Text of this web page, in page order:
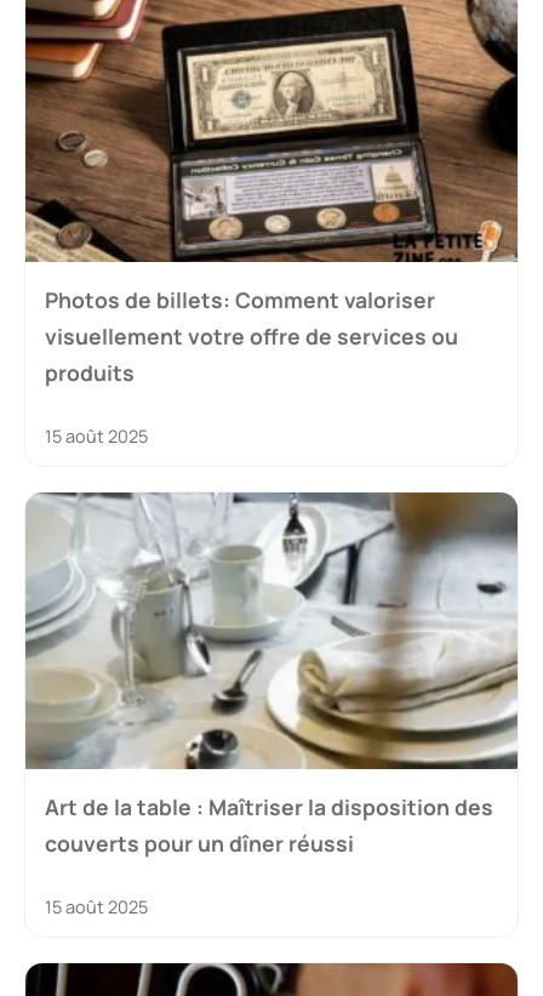
Photos de billets: Comment valoriser
visuellement votre offre de services ou
produits
15 août 2025
Art de la table : Maîtriser la disposition des
couverts pour un dîner réussi
15 août 2025